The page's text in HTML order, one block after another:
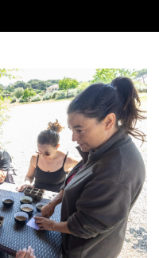
PLA
BUSCA L’EQUILIBRI”